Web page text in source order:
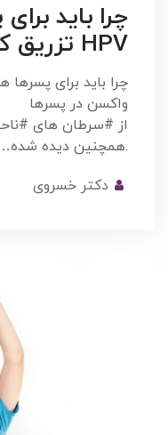
چرا باید
HPV تزریق کرد ؟
واکسن در پسرها
از #سرطان های
.همچنین دیده
دکتر خسروی